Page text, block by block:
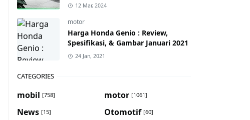
12 Mar, 2024
motor
Harga Honda Genio : Review,
Spesifikasi, & Gambar Januari 2021
24 Jan, 2021
CATEGORIES
mobil [758] motor [1061]
News [15] Otomotif [60]